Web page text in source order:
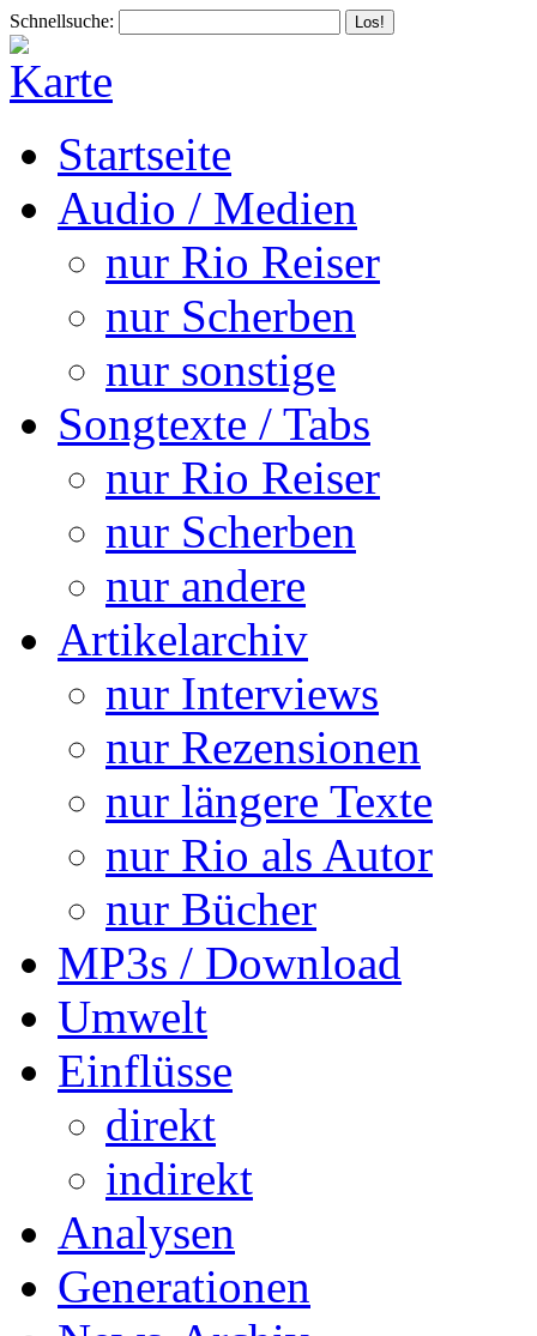
Schnellsuche:
Startseite
Audio / Medien
nur Rio Reiser
nur Scherben
nur sonstige
Songtexte / Tabs
nur Rio Reiser
nur Scherben
nur andere
Artikelarchiv
nur Interviews
nur Rezensionen
nur längere Texte
nur Rio als Autor
nur Bücher
MP3s / Download
Umwelt
Einflüsse
direkt
indirekt
Analysen
Generationen